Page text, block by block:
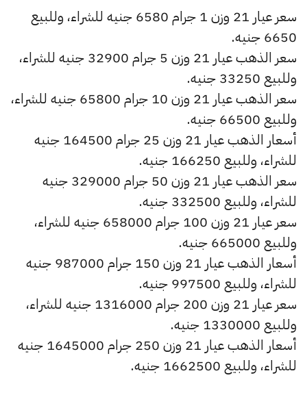
سعر عيار 21 وزن 1 جرام 6580 جنيه للشراء، وللبيع
6650 جنيه.
سعر الذهب عيار 21 وزن 5 جرام 32900 جنيه للشراء،
وللبيع 33250 جنيه.
سعر الذهب عيار 21 وزن 10 جرام 65800 جنيه للشراء،
وللبيع 66500 جنيه.
أسعار الذهب عيار 21 وزن 25 جرام 164500 جنيه
للشراء، وللبيع 166250 جنيه.
سعر الذهب عيار 21 وزن 50 جرام 329000 جنيه
للشراء، وللبيع 332500 جنيه.
سعر عيار 21 وزن 100 جرام 658000 جنيه للشراء،
وللبيع 665000 جنيه.
أسعار الذهب عيار 21 وزن 150 جرام 987000 جنيه
للشراء، وللبيع 997500 جنيه.
سعر عيار 21 وزن 200 جرام 1316000 جنيه للشراء،
وللبيع 1330000 جنيه.
أسعار الذهب عيار 21 وزن 250 جرام 1645000 جنيه
للشراء، وللبيع 1662500 جنيه.